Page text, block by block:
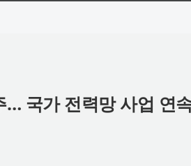
… 국가 전력망 사업 연